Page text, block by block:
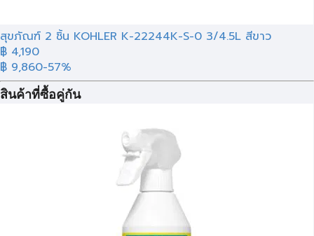
สุขภัณฑ์ 2 ชิ้น KOHLER K-22244K-S-0 3/4.5L สีขาว
฿ 4,190
฿ 9,860-57%
สินค้าที่ซื้อคู่กัน